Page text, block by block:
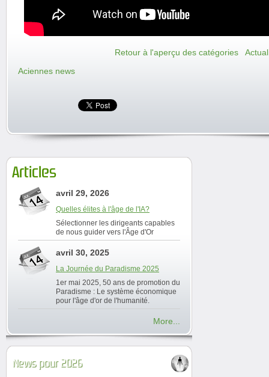
Retour à l'aperçu des catégories
Aciennes news
Articles
avril 29, 2026
Quelles élites à l'âge de l'IA?
Sélectionner les dirigeants capables
de nous guider vers l'Âge d'Or
avril 30, 2025
La Journée du Paradisme 2025
1er mai 2025, 50 ans de promotion du
Paradisme : Le système économique
pour l'âge d'or de l'humanité.
More...
News pour 2026